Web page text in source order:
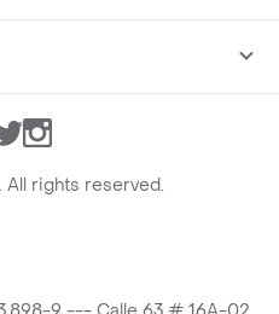
TwitterInstagram
All rights reserved.